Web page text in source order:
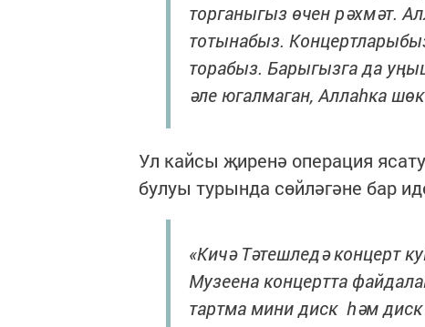
торганыгыз өчен рәхмәт.
тотынабыз.
торабыз. Барыгызга да
әле югалмаган, Аллаһка
Ул кайсы җиренә операция
булуы турында сөйләгәне бар
«Кичә Тәтешледә концерт
Музеена концертта
тартма мини диск һәм